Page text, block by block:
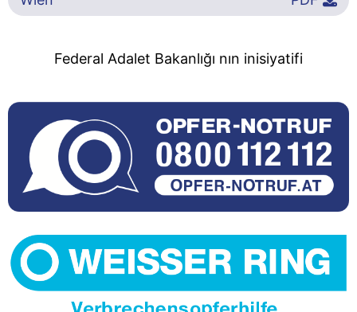
Federal Adalet Bakanlığı nın inisiyatifi